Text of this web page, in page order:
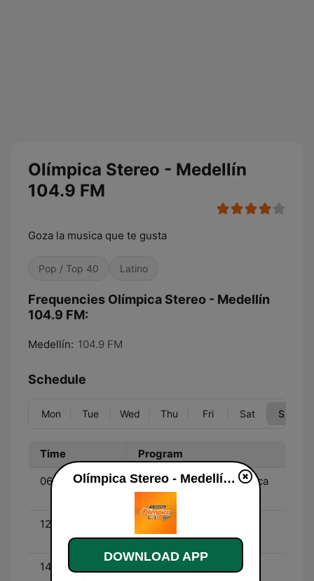
Olímpica Stereo - Medellín
104.9 FM
Goza la musica que te gusta
Pop / Top 40 Latino
Frequencies Olímpica Stereo - Medellín
104.9 FM:
Medellín: 104.9 FM
Schedule
Mon Tue Wed Thu Fri Sat Sun
Time Program
06:00 - 09:00
El desenguayabe Olímpica
- Pinchaito
12:00 - 14:00
Las más populares de
Olímpica - Pinchaito
14:00 - 18:00
Gooolímpica - Danilo
Olímpica Stereo - Medellín 104.9 FM live
DOWNLOAD APP